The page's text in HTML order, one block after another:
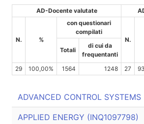
AD-Docente valutate
N. %
con questionari
compilati
N.
Totali
di cui da
frequentanti
29
100,00% 1564 1248 27
ADVANCED CONTROL
APPLIED ENERGY (INQ1097798)